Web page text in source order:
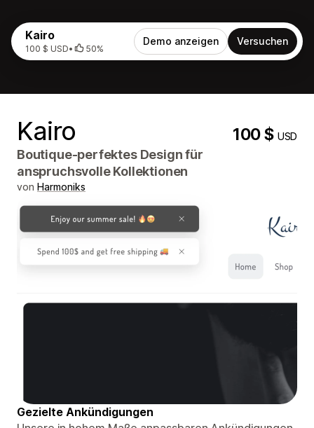
Kairo
100 $ USD• 50%
Demo anzeigen Versuchen
Kairo 100 $USD
Boutique-perfektes Design für
anspruchsvolle Kollektionen
von Harmoniks
Gezielte Ankündigungen